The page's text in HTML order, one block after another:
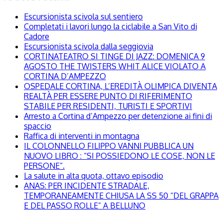
Escursionista scivola sul sentiero
Completati i lavori lungo la ciclabile a San Vito di
Cadore
Escursionista scivola dalla seggiovia
CORTINATEATRO SI TINGE DI JAZZ: DOMENICA 9
AGOSTO THE TWISTERS WHIT ALICE VIOLATO A
CORTINA D’AMPEZZO
OSPEDALE CORTINA, L’EREDITÀ OLIMPICA DIVENTA
REALTÀ PER ESSERE PUNTO DI RIFERIMENTO
STABILE PER RESIDENTI, TURISTI E SPORTIVI
Arresto a Cortina d’Ampezzo per detenzione ai fini di
spaccio
Raffica di interventi in montagna
IL COLONNELLO FILIPPO VANNI PUBBLICA UN
NUOVO LIBRO : “SI POSSIEDONO LE COSE, NON LE
PERSONE”.
La salute in alta quota, ottavo episodio
ANAS: PER INCIDENTE STRADALE,
TEMPORANEAMENTE CHIUSA LA SS 50 “DEL GRAPPA
E DEL PASSO ROLLE” A BELLUNO